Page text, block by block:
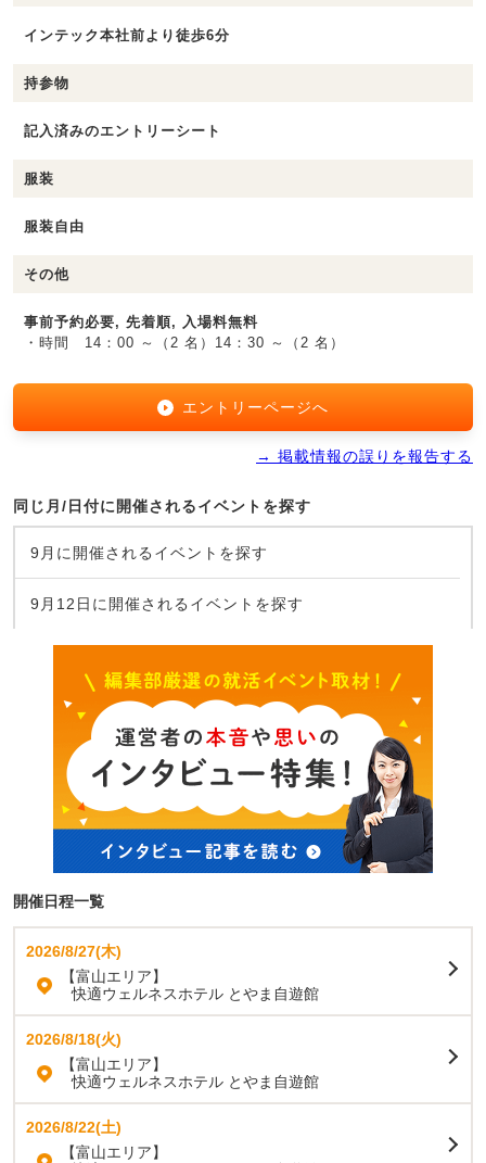
インテック本社前より徒歩6分
持参物
記入済みのエントリーシート
服装
服装自由
その他
事前予約必要, 先着順, 入場料無料
・時間 14：00 ～（2 名）14：30 ～（2 名）
エントリーページへ
→ 掲載情報の誤りを報告する
同じ月/日付に開催されるイベントを探す
9月に開催されるイベントを探す
9月12日に開催されるイベントを探す
開催日程一覧
2026/8/27(木)
【富山エリア】
快適ウェルネスホテル とやま自遊館
2026/8/18(火)
【富山エリア】
快適ウェルネスホテル とやま自遊館
2026/8/22(土)
【富山エリア】